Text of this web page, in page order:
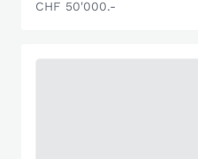
CHF 50'000.-